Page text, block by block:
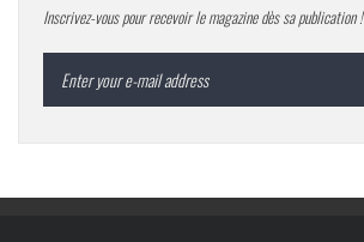
Inscrivez-vous pour recevoir le magazine dès sa publication !